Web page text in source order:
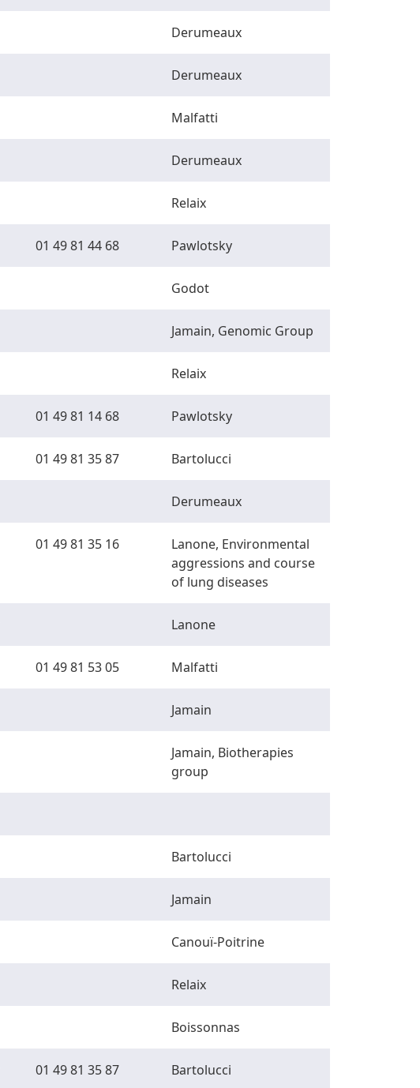
Derumeaux
Derumeaux
Malfatti
Derumeaux
Relaix
01 49 81 44 68 Pawlotsky
Godot
Jamain, Genomic Group
Relaix
01 49 81 14 68 Pawlotsky
01 49 81 35 87 Bartolucci
Derumeaux
01 49 81 35 16
Lanone, Environmental
aggressions and course
of lung diseases
Lanone
01 49 81 53 05 Malfatti
Jamain
Jamain, Biotherapies
group
Bartolucci
Jamain
Canouï-Poitrine
Relaix
Boissonnas
01 49 81 35 87 Bartolucci